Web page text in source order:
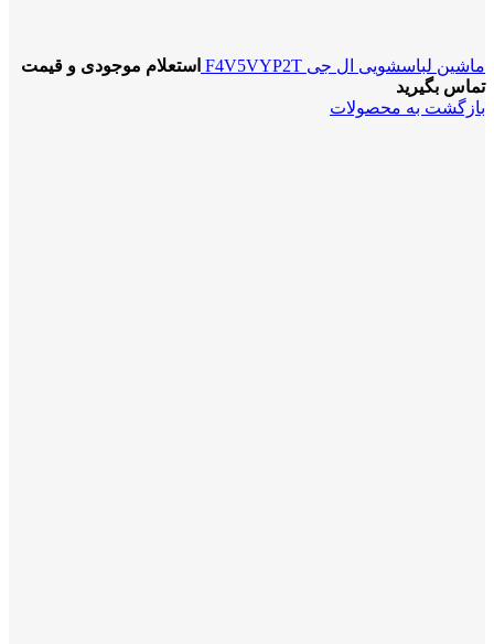
ماشین لباسشویی ال جی F4V5VYP2T
استعلام موجودی و قیمت
تماس بگیرید
بازگشت به محصولات